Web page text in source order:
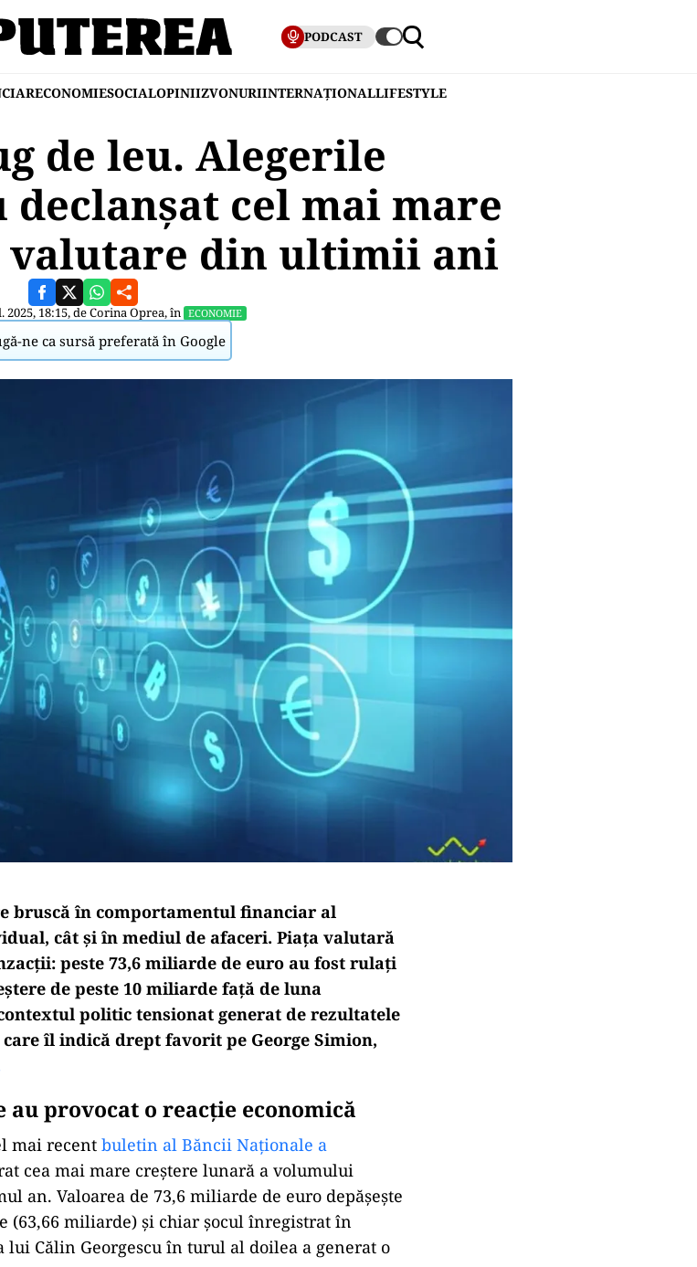
PODCAST
ECONOMIESOCIALOPINIIZVONURIINTERNAȚIONALLIFESTYLE
de leu. Alegerile
cel mai mare
valutare din ultimii ani
18:15, deCorina Oprea, în ECONOMIE
ne ca sursă preferată în Google
bruscă în comportamentul financiar al
cât și în mediul de afaceri. Piața valutară
peste 73,6 miliarde de euro au fost rulați
de peste 10 miliarde față de luna
politic tensionat generat de rezultatele
îl indică drept favorit pe George Simion,
provocat o reacție economică
mai recent buletin al Băncii Naționale a
cea mai mare creștere lunară a volumului
an. Valoarea de 73,6 miliarde de euro depășește
miliarde) și chiar șocul înregistrat în
lui Călin Georgescu în turul al doilea a generat o